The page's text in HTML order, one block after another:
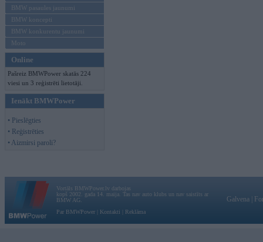
BMW pasaules jaunumi
BMW koncepti
BMW konkurentu jaunumi
Moto
Online
Pašreiz BMWPower skatās 224
viesi un 3 reģistrēti lietotāji.
Ienākt BMWPower
• Pieslēgties
• Reģistrēties
• Aizmirsi paroli?
Vortāls BMWPower.lv darbojas
kopš 2002. gada 14. maija. Tas nav auto klubs un nav saistīts ar
BMW AG.
Par BMWPower
Kontakti Reklāma
Galvena